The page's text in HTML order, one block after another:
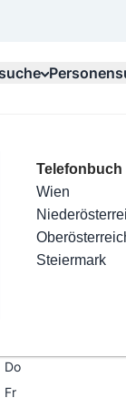
Kategorien
Friseur
Nägel
Haarentfernung
Make-Up
Top Branchen
Elektriker
Installateure
Maler & Lackierer
Branchen A-Z
Telefonbuch
Wien
Steiermark
& Co KG
Öffnungszeiten
Do
Fr